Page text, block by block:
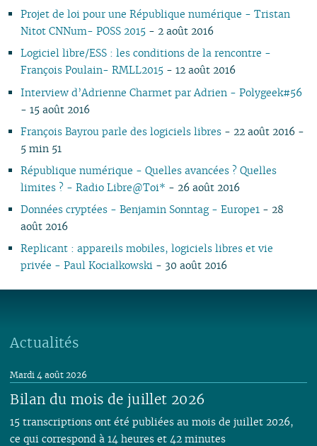
04
03
02
01
08
07
06
05
03
02
01
08
07
06
05
03
01
08
07
06
05
03
01
08
07
06
05
03
01
08
07
06
05
03
01
08
06
05
03
01
08
06
03
01
03
01
09
08
07
06
04
03
02
01
10
09
08
07
05
04
03
10
09
08
07
04
02
09
08
04
02
09
08
07
06
03
10
09
08
07
05
03
10
09
08
07
05
03
01
10
Projet de loi pour une République numérique - Tristan
Nitot CNNum- POSS 2015- 2 août 2016
Logiciel libre/ESS : les conditions de la rencontre -
François Poulain- RMLL2015- 12 août 2016
Interview d’Adrienne Charmet par Adrien - Polygeek#56
- 15 août 2016
François Bayrou parle des logiciels libres- 22 août 2016 -
5 min 51
République numérique - Quelles avancées ? Quelles
limites ? - Radio Libre@Toi* - 26 août 2016
Données cryptées - Benjamin Sonntag - Europe1- 28
août 2016
Replicant : appareils mobiles, logiciels libres et vie
privée - Paul Kocialkowski- 30 août 2016
Actualités
Bilan du mois de juillet 2026
Mardi 4 août 2026
15 transcriptions ont été publiées au mois de juillet 2026,
ce qui correspond à 14 heures et 42 minutes